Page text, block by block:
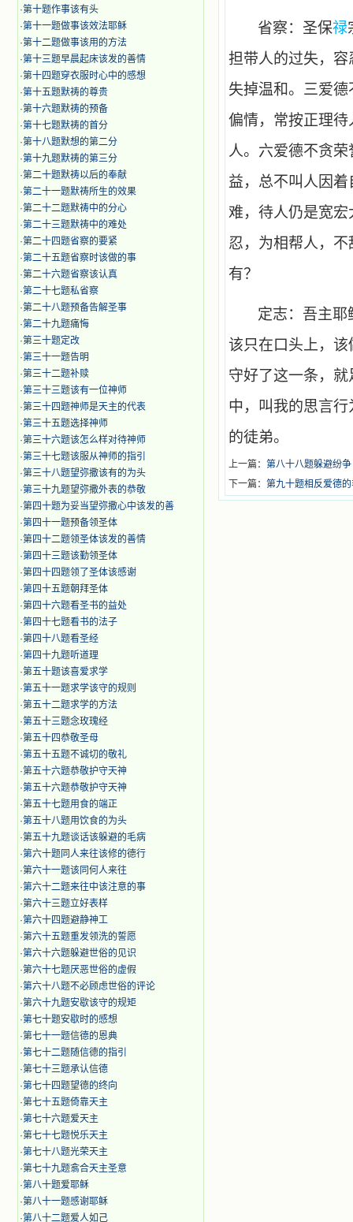
·第十题作事该有头
·第十一题做事该效法耶稣
·第十二题做事该用的方法
·第十三题早晨起床该发的善情
·第十四题穿衣服时心中的感想
·第十五题默祷的尊贵
·第十六题默祷的预备
·第十七题默祷的首分
·第十八题默想的第二分
·第十九题默祷的第三分
·第二十题默祷以后的奉献
·第二十一题默祷所生的效果
·第二十二题默祷中的分心
·第二十三题默祷中的难处
·第二十四题省察的要紧
·第二十五题省察时该做的事
·第二十六题省察该认真
·第二十七题私省察
·第二十八题预备告解圣事
·第二十九题痛悔
·第三十题定改
·第三十一题告明
·第三十二题补赎
·第三十三题该有一位神师
·第三十四题神师是天主的代表
·第三十五题选择神师
·第三十六题该怎么样对待神师
·第三十七题该服从神师的指引
·第三十八题望弥撒该有的为头
·第三十九题望弥撒外表的恭敬
·第四十题为妥当望弥撒心中该发的善
·第四十一题预备领圣体
·第四十二题领圣体该发的善情
·第四十三题该勤领圣体
·第四十四题领了圣体该感谢
·第四十五题朝拜圣体
·第四十六题看圣书的益处
·第四十七题看书的法子
·第四十八题看圣经
·第四十九题听道理
·第五十题该喜爱求学
·第五十一题求学该守的规则
·第五十二题求学的方法
·第五十三题念玫瑰经
·第五十四恭敬圣母
·第五十五题不诚切的敬礼
·第五十六题恭敬护守天神
·第五十六题恭敬护守天神
·第五十七题用食的端正
·第五十八题用饮食的为头
·第五十九题谈话该躲避的毛病
·第六十题同人来往该修的德行
·第六十一题该同何人来往
·第六十二题来往中该注意的事
·第六十三题立好表样
·第六十四题避静神工
·第六十五题重发领洗的誓愿
·第六十六题躲避世俗的见识
·第六十七题厌恶世俗的虚假
·第六十八题不必顾虑世俗的评论
·第六十九题安歇该守的规矩
·第七十题安歇时的感想
·第七十一题信德的恩典
·第七十二题随信德的指引
·第七十三题承认信德
·第七十四题望德的终向
·第七十五题倚靠天主
·第七十六题爱天主
·第七十七题悦乐天主
·第七十八题光荣天主
·第七十九题翕合天主圣意
·第八十题爱耶稣
·第八十一题感谢耶稣
·第八十二题爱人如己
省察：圣保禄
担带人的过失，
失掉温和。三爱
偏情，常按正理
人。六爱德不贪
益，总不叫人因
难，待人仍是宽
忍，为相帮人，
有？
定志：吾主耶
该只在口头上，
守好了这一条，
中，叫我的思言
的徒弟。
上一篇： 第八十八题躲避纷争
下一篇： 第九十题相反爱德